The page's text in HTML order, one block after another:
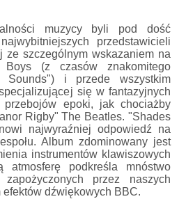
muzycy byli pod dość
przedstawicieli
ze szczególnym wskazaniem na
(z czasów znakomitego
Sounds") i przede wszystkim
się w fantazyjnych
przebojów epoki, jak chociażby
Rigby" The Beatles. "Shades
najwyraźniej odpowiedź na
Album zdominowany jest
instrumentów klawiszowych
atmosferę podkreśla mnóstwo
zapożyczonych przez naszych
efektów dźwiękowych BBC.